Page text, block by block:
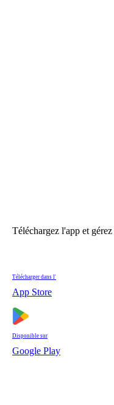
Téléchargez l'app et
Télécharger dans l'
App Store
Disponible sur
Google Play